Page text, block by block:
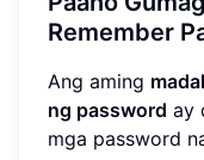
Remember
Ang aming
ng password ay
mga password